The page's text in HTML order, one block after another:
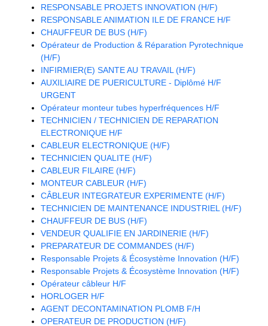
RESPONSABLE PROJETS INNOVATION (H/F)
RESPONSABLE ANIMATION ILE DE FRANCE H/F
CHAUFFEUR DE BUS (H/F)
Opérateur de Production & Réparation Pyrotechnique
(H/F)
INFIRMIER(E) SANTE AU TRAVAIL (H/F)
AUXILIAIRE DE PUERICULTURE - Diplômé H/F
URGENT
Opérateur monteur tubes hyperfréquences H/F
TECHNICIEN / TECHNICIEN DE REPARATION
ELECTRONIQUE H/F
CABLEUR ELECTRONIQUE (H/F)
TECHNICIEN QUALITE (H/F)
CABLEUR FILAIRE (H/F)
MONTEUR CABLEUR (H/F)
CÂBLEUR INTEGRATEUR EXPERIMENTE (H/F)
TECHNICIEN DE MAINTENANCE INDUSTRIEL (H/F)
CHAUFFEUR DE BUS (H/F)
VENDEUR QUALIFIE EN JARDINERIE (H/F)
PREPARATEUR DE COMMANDES (H/F)
Responsable Projets & Écosystème Innovation (H/F)
Responsable Projets & Écosystème Innovation (H/F)
Opérateur câbleur H/F
HORLOGER H/F
AGENT DECONTAMINATION PLOMB F/H
OPERATEUR DE PRODUCTION (H/F)